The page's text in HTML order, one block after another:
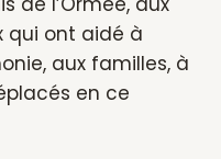
qui ont aidé à
aux familles, à
en ce